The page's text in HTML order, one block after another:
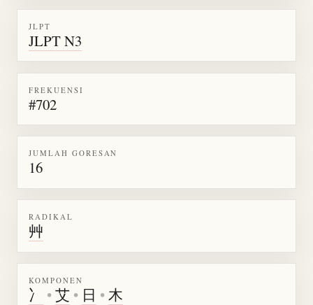
JLPT
JLPT N3
FREKUENSI
#702
JUMLAH GORESAN
16
RADIKAL
艸
KOMPONEN
冫 •艾 • 日 •木